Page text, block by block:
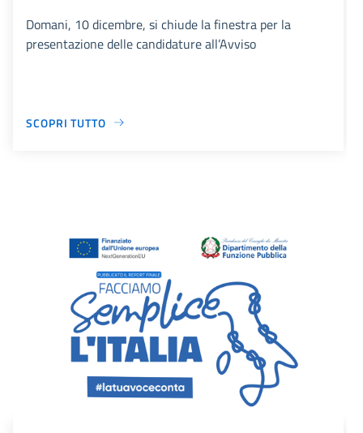
Domani, 10 dicembre, si chiude la finestra per la
presentazione delle candidature all’Avviso
SCOPRI TUTTO